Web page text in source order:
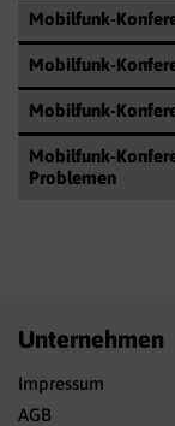
Mobilfunk-
Mobilfunk-
Mobilfunk-
Mobilfunk-
Problemen
Unternehmen
Impressum
AGB